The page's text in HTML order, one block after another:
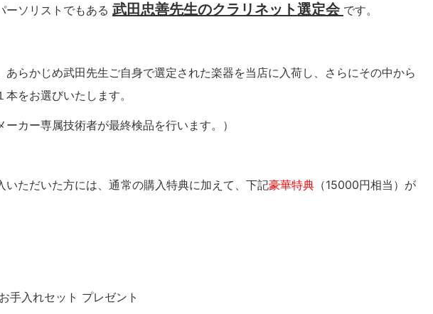
ーソリストでもある 武田忠善先生のクラリネット選定会 です。
あらかじめ武田先生ご自身で選定された楽器を当店に入荷し、さらにその中から
をお選びいたします。
ーカー専属技術者が最終検品を行います。）
いただいた方には、通常の購入特典に加えて、下記豪華特典（15000円相当）が
手入れセット プレゼント